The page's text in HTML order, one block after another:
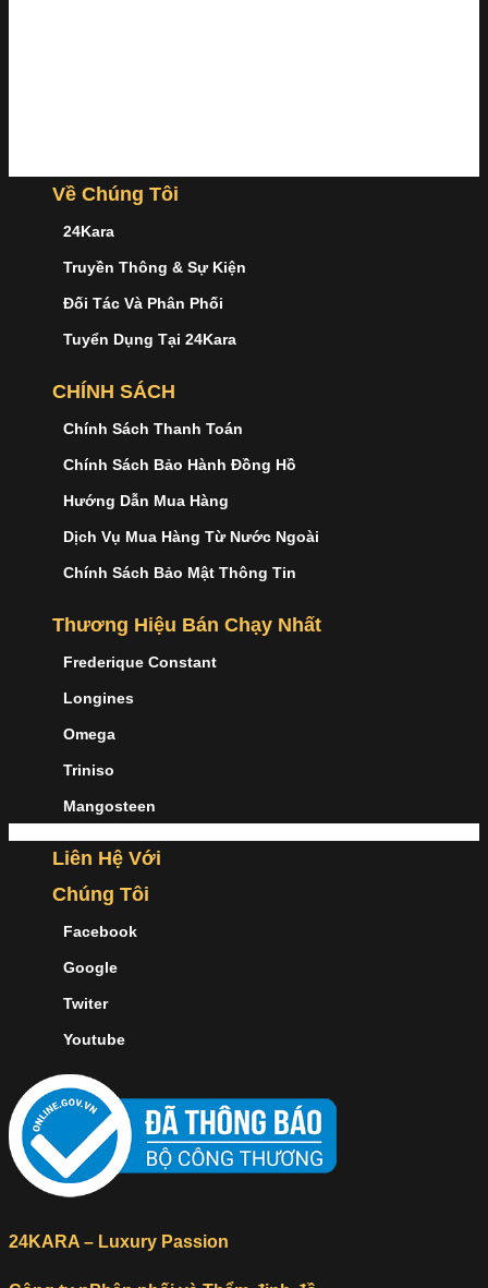
Về Chúng Tôi
24Kara
Truyền Thông & Sự Kiện
Đối Tác Và Phân Phối
Tuyển Dụng Tại 24Kara
CHÍNH SÁCH
Chính Sách Thanh Toán
Chính Sách Bảo Hành Đồng Hồ
Hướng Dẫn Mua Hàng
Dịch Vụ Mua Hàng Từ Nước Ngoài
Chính Sách Bảo Mật Thông Tin
Thương Hiệu Bán Chạy Nhất
Frederique Constant
Longines
Omega
Triniso
Mangosteen
Liên Hệ Với
Chúng Tôi
Facebook
Google
Twiter
Youtube
24KARA – Luxury Passion